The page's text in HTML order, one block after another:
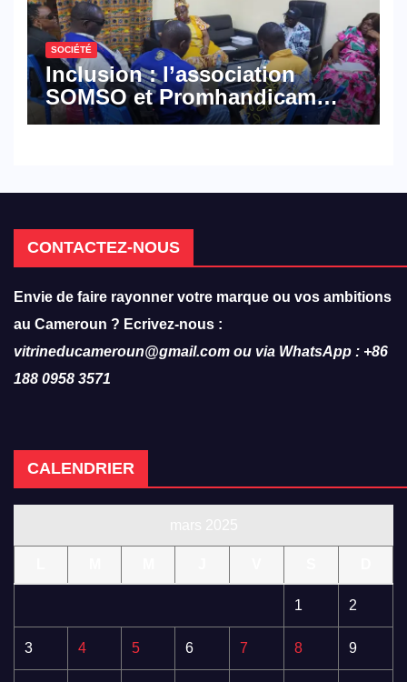
SOCIÉTÉ
Inclusion : l’association
SOMSO et Promhandicam
militent en faveur d’une
CONTACTEZ-NOUS
Envie de faire rayonner votre marque ou vos ambitions
au Cameroun ? Ecrivez-nous :
vitrineducameroun@gmail.com ou via WhatsApp : +86
188 0958 3571
CALENDRIER
1 2
3 4 5 6 7 8 9